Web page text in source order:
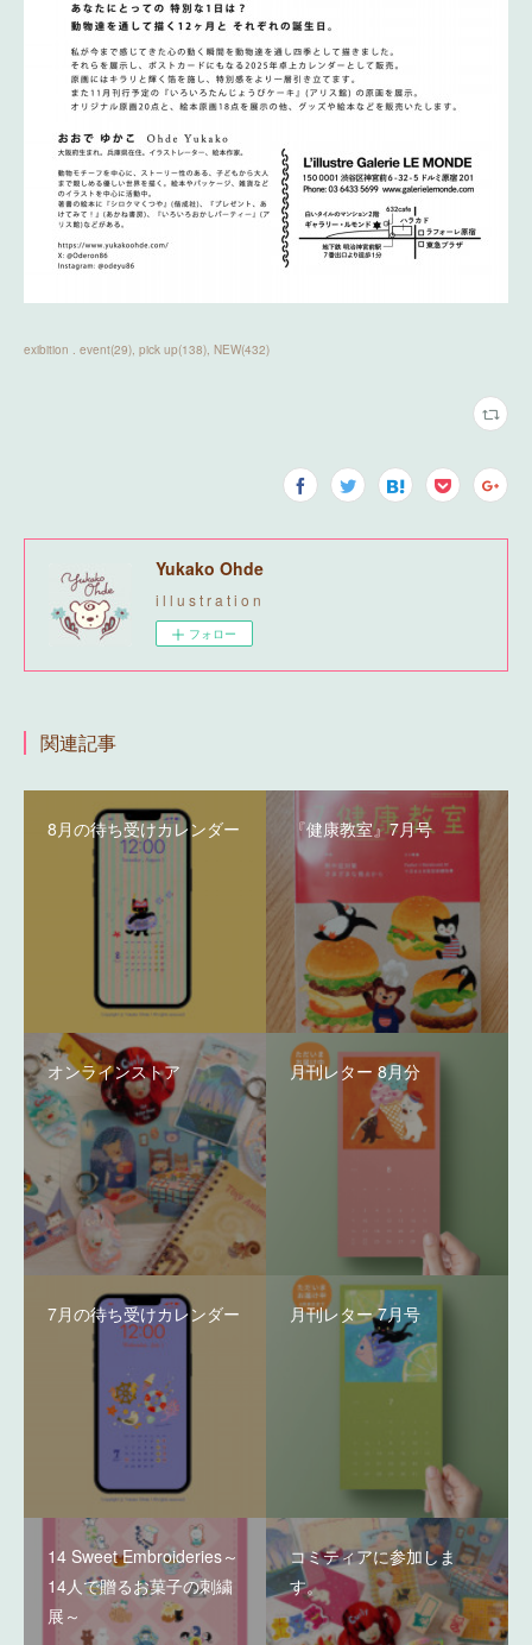
exibition . event(29) pick up(138) NEW(432)
Yukako Ohde
i l l u s t r a t i o n
フォロー
関連記事
8月の待ち受けカレンダー 『健康教室』7月号
オンラインストア 月刊レター 8月分
7月の待ち受けカレンダー 月刊レター 7月号
14 Sweet Embroideries～
14人で贈るお菓子の刺繍
展～
コミティアに参加しま
す。